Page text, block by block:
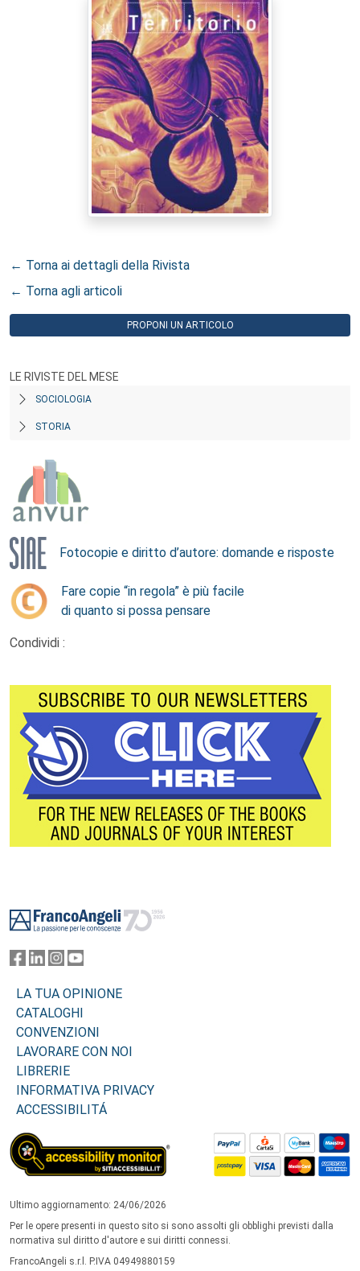
← Torna ai dettagli della Rivista
← Torna agli articoli
PROPONI UN ARTICOLO
LE RIVISTE DEL MESE
SOCIOLOGIA
STORIA
Fotocopie e diritto d’autore: domande e risposte
Fare copie “in regola” è più facile
di quanto si possa pensare
Condividi :
LA TUA OPINIONE
CATALOGHI
CONVENZIONI
LAVORARE CON NOI
LIBRERIE
INFORMATIVA PRIVACY
ACCESSIBILITÁ
Ultimo aggiornamento: 24/06/2026
Per le opere presenti in questo sito si sono assolti gli obblighi previsti dalla
normativa sul diritto d'autore e sui diritti connessi.
FrancoAngeli s.r.l. P.IVA 04949880159